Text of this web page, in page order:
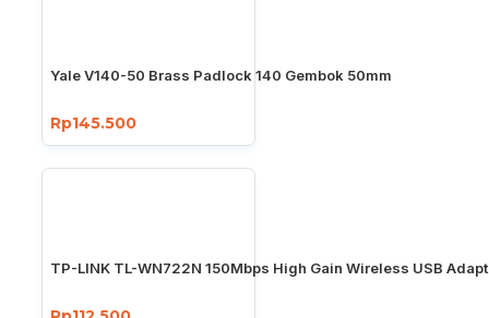
Yale V140-50 Brass Padlock 140 Gembok 50mm
Rp145.500
TP-LINK TL-WN722N 150Mbps High Gain Wireless USB